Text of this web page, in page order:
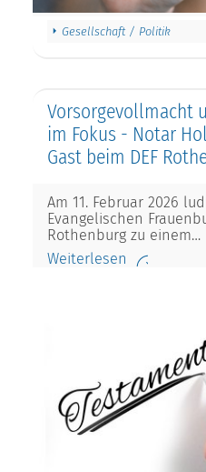
Gesellschaft / Politik
Vorsorgevollmacht
im Fokus - Notar
Gast beim DEF
Am 11. Februar 2026
Evangelischen
Rothenburg zu einem…
Weiterlesen